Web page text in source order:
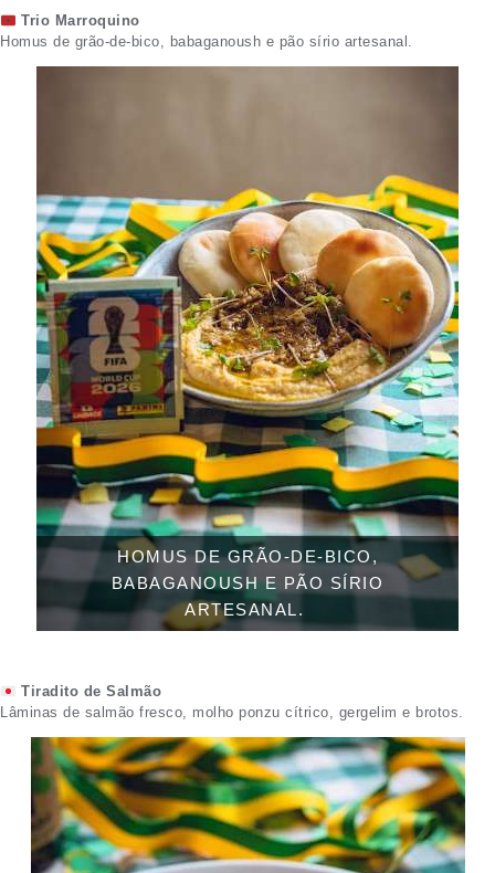
Trio Marroquino
Homus de grão-de-bico, babaganoush e pão sírio artesanal.
HOMUS DE GRÃO-DE-BICO,
BABAGANOUSH E PÃO SÍRIO
ARTESANAL.
Tiradito de Salmão
Lâminas de salmão fresco, molho ponzu cítrico, gergelim e brotos.